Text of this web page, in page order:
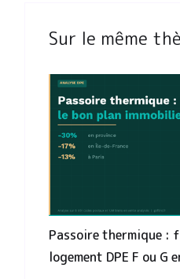
Sur le même
Passoire thermique :
logement DPE F ou G